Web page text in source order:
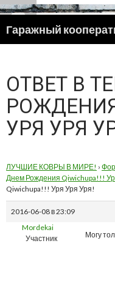
Гаражный
ПЕРЕЙТИ
ОТВЕТ В
РОЖДЕНИЯ
УРЯ УРЯ
ЛУЧШИЕ КОВРЫ В МИРЕ! ›
Днем Рождения Qiwichupa!!!
Qiwichupa!!! Уря Уря Уря!
2016-06-08 в 23:09
Mordekai
Участник
Могу